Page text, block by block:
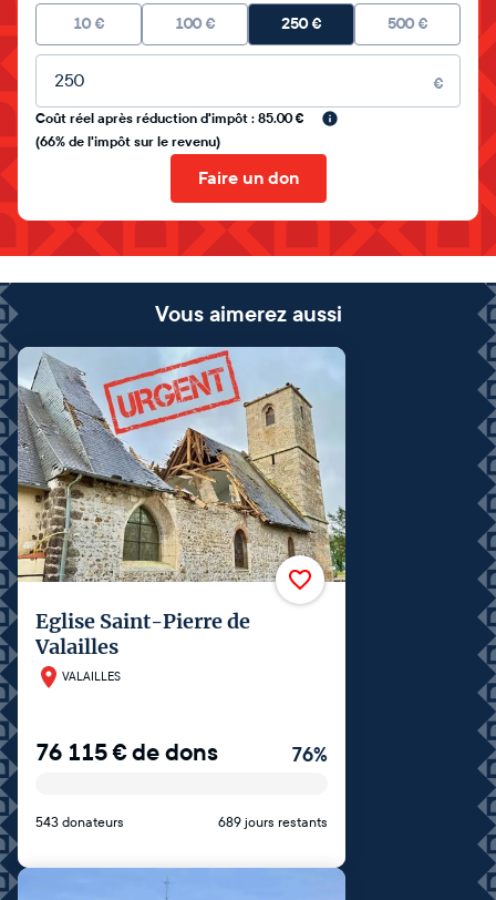
10 € 100 € 250€ 500 €
Montant libre
€
Coût réel après réduction d'impôt : 85.00 €
(66% de l'impôt sur le revenu)
Faire un don
Vous aimerez aussi
Eglise Saint-Pierre de
Valailles
VALAILLES
76 115€de dons 76%
543 donateurs 689 jours restants